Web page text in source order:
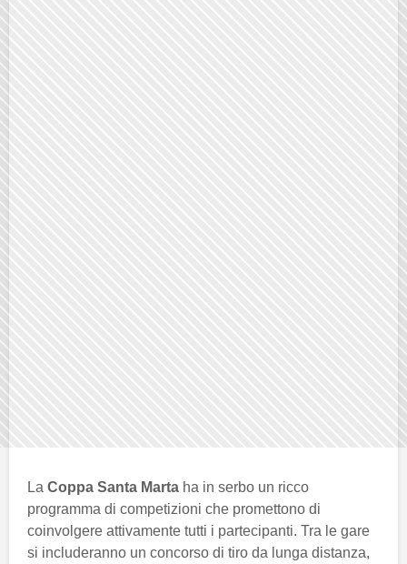
La Coppa Santa Marta ha in serbo un ricco
programma di competizioni che promettono di
coinvolgere attivamente tutti i partecipanti. Tra le gare
si includeranno un concorso di tiro da lunga distanza,